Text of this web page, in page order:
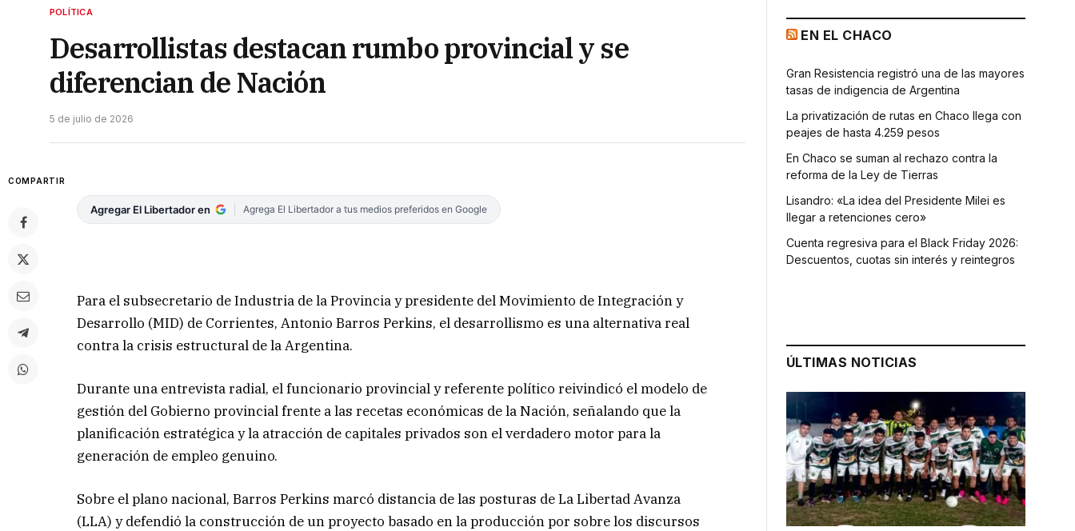
POLÍTICA
Desarrollistas destacan rumbo provincial y se
diferencian de Nación
5 de julio de 2026
COMPARTIR
Agregar El Libertador en Agrega El Libertador a tus medios preferidos en Google
Para el subsecretario de Industria de la Provincia y presidente del Movimiento de Integración y
Desarrollo (MID) de Corrientes, Antonio Barros Perkins, el desarrollismo es una alternativa real
contra la crisis estructural de la Argentina.
Durante una entrevista radial, el funcionario provincial y referente político reivindicó el modelo de
gestión del Gobierno provincial frente a las recetas económicas de la Nación, señalando que la
planificación estratégica y la atracción de capitales privados son el verdadero motor para la
generación de empleo genuino.
Sobre el plano nacional, Barros Perkins marcó distancia de las posturas de La Libertad Avanza
(LLA) y defendió la construcción de un proyecto basado en la producción por sobre los discursos
EN EL CHACO
Gran Resistencia registró una de las mayores
tasas de indigencia de Argentina
La privatización de rutas en Chaco llega con
peajes de hasta 4.259 pesos
En Chaco se suman al rechazo contra la
reforma de la Ley de Tierras
Lisandro: «La idea del Presidente Milei es
llegar a retenciones cero»
Cuenta regresiva para el Black Friday 2026:
Descuentos, cuotas sin interés y reintegros
ÚLTIMAS NOTICIAS